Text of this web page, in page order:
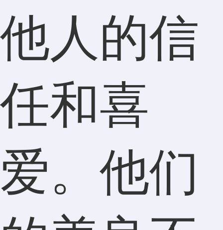
他人的信
任和喜
爱。他们